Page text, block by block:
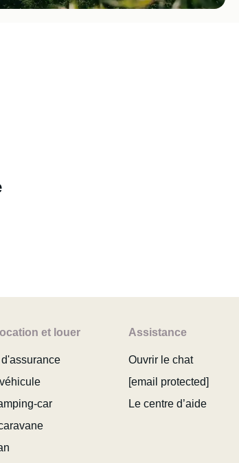
et louer
car
Assistance
Ouvrir le chat
[email protected]
Le centre d’aide